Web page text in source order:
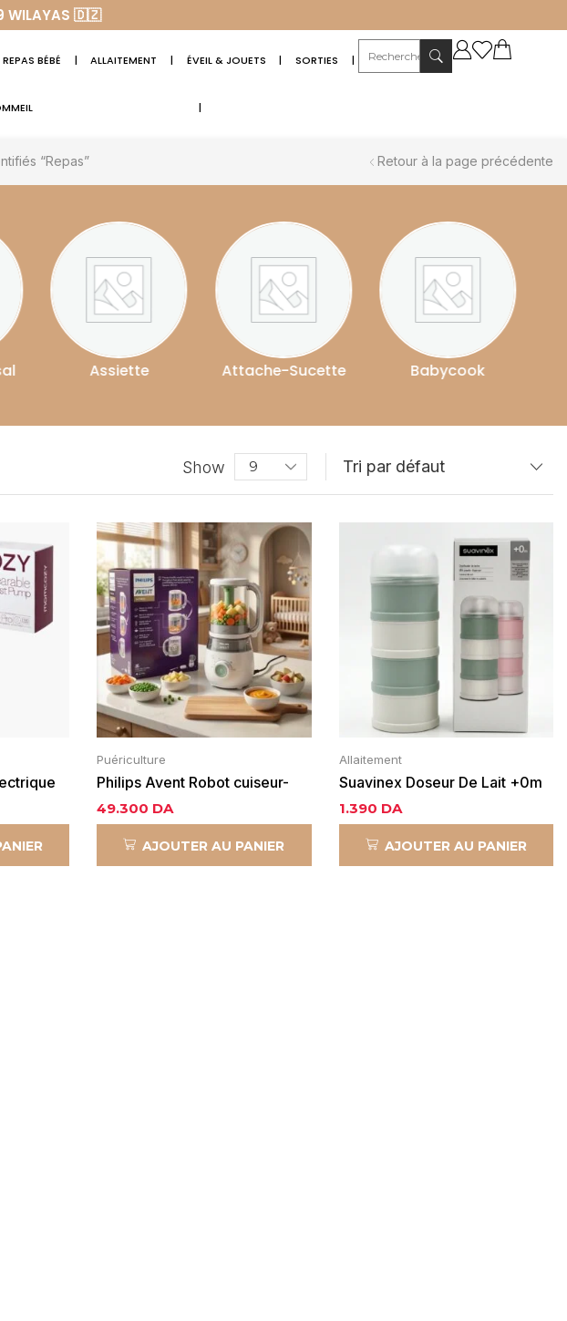
WILAYAS 🇩🇿
REPAS BÉBÉ | ALLAITEMENT | ÉVEIL & JOUETS | SORTIES |
|
“Repas” Retour à la page précédente
Attache-Sucette Babycook Babyphone
Show
Pompe
Puériculture
Philips Avent Robot cuiseur-
mixeur 4-en-1 pour bébé
49.300 DA
AJOUTER AU PANIER
Allaitement
Suavinex Doseur De Lait +0m
1.390 DA
AJOUTER AU PANIER